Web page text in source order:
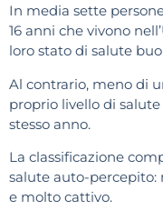
In media sette
16 anni che vivono
loro stato di salute
Al contrario, meno di
proprio livello di
stesso anno.
La classificazione
salute auto-percepito:
e molto cattivo.